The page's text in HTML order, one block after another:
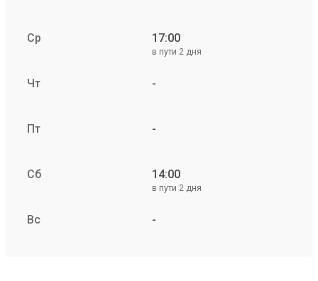
Ср 17:00
в пути 2 дня
Чт -
Пт -
Сб 14:00
в пути 2 дня
Вс -